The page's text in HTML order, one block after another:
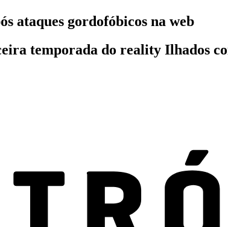
ataques gordofóbicos na web
temporada do reality Ilhados